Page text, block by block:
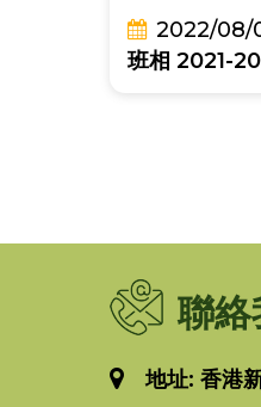
2022/08/
班相 2021-
聯絡
地址: 香港